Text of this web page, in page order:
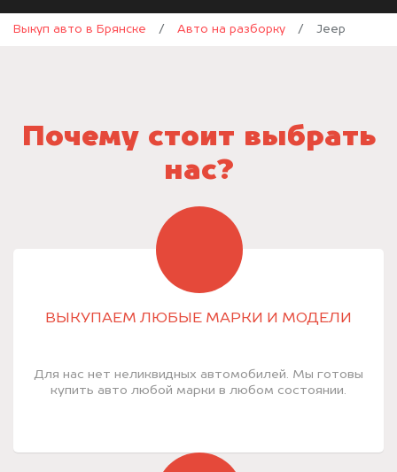
Выкуп авто в Брянске / Авто на разборку / Jeep
Почему стоит выбрать
нас?
ВЫКУПАЕМ ЛЮБЫЕ МАРКИ И МОДЕЛИ
Для нас нет неликвидных автомобилей. Мы готовы
купить авто любой марки в любом состоянии.